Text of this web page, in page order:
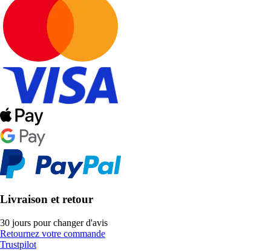
Livraison et retour
30 jours pour changer d'avis
Retournez votre commande
Trustpilot